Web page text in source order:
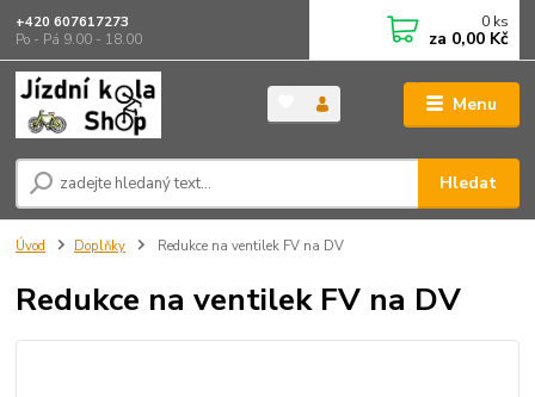
Menu
Hledat
+420 607617273
Po - Pá 9.00 - 18.00
0 ks
za 0,00 Kč
Úvod Doplňky Redukce na ventilek FV na DV
Redukce na ventilek FV na DV